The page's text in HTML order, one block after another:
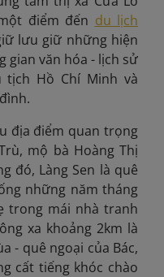
điểm đến du lịch
lưu giữ những hiện
gian văn hóa - lịch sử
Hồ Chí Minh và
địa điểm quan trọng
mộ bà Hoàng Thị
đó, Làng Sen là quê
những năm tháng
trong mái nhà tranh
xa khoảng 2km là
- quê ngoại của Bác,
cất tiếng khóc chào